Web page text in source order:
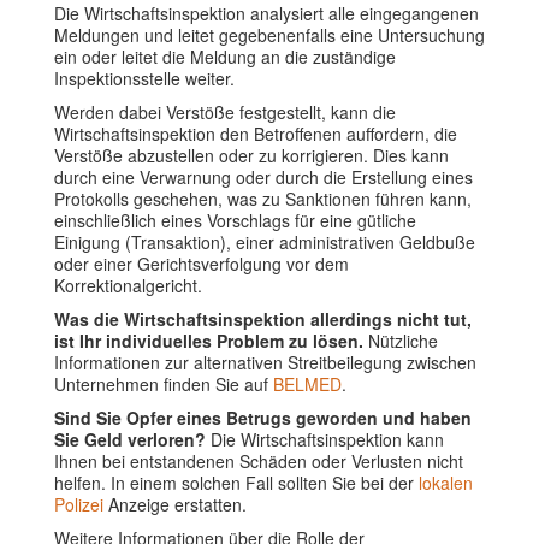
Die Wirtschaftsinspektion analysiert alle eingegangenen
Meldungen und leitet gegebenenfalls eine Untersuchung
ein oder leitet die Meldung an die zuständige
Inspektionsstelle weiter.
Werden dabei Verstöße festgestellt, kann die
Wirtschaftsinspektion den Betroffenen auffordern, die
Verstöße abzustellen oder zu korrigieren. Dies kann
durch eine Verwarnung oder durch die Erstellung eines
Protokolls geschehen, was zu Sanktionen führen kann,
einschließlich eines Vorschlags für eine gütliche
Einigung (Transaktion), einer administrativen Geldbuße
oder einer Gerichtsverfolgung vor dem
Korrektionalgericht.
Was die Wirtschaftsinspektion allerdings nicht tut,
ist Ihr individuelles Problem zu lösen. Nützliche
Informationen zur alternativen Streitbeilegung zwischen
Unternehmen finden Sie auf BELMED.
Sind Sie Opfer eines Betrugs geworden und haben
Sie Geld verloren? Die Wirtschaftsinspektion kann
Ihnen bei entstandenen Schäden oder Verlusten nicht
helfen. In einem solchen Fall sollten Sie bei der lokalen
Polizei Anzeige erstatten.
Weitere Informationen über die Rolle der